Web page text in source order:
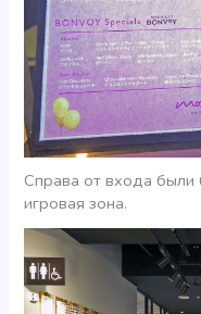
Справа от входа были
игровая зона.